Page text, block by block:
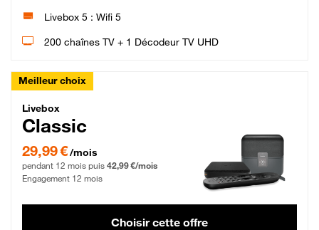
Livebox 5 : Wifi 5
200 chaînes TV + 1 Décodeur TV UHD
Meilleur choix
Livebox Classic Fibre
Livebox
Classic
29,99 € par mois pendant 12 mois puis 42,99 € par mois, Engagement 12 mois
29,99 €/mois
pendant 12 mois puis 42,99 €/mois
Engagement 12 mois
Choisir cette offre